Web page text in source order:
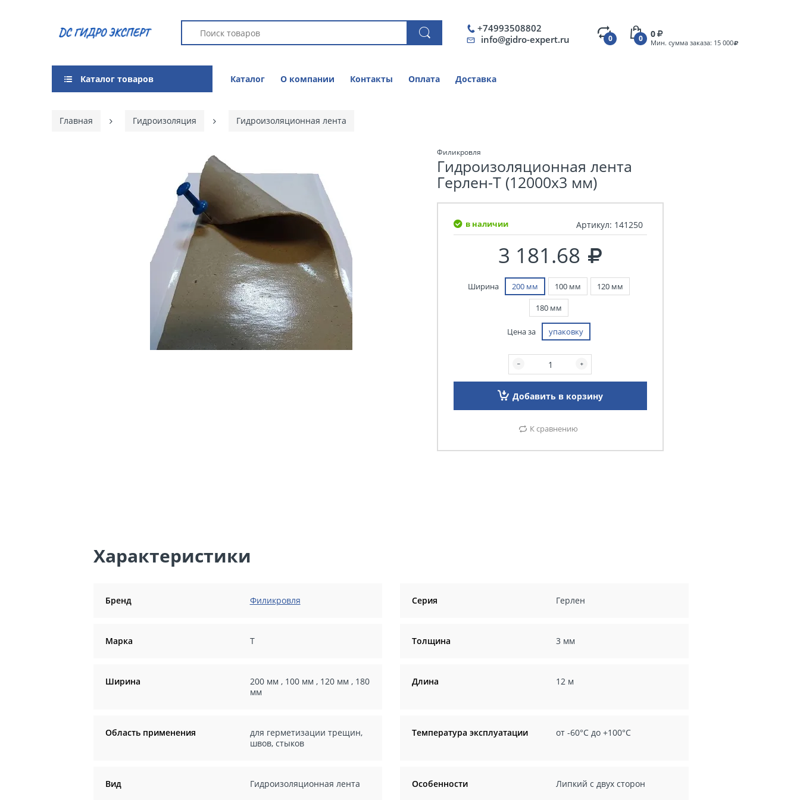
+74993508802
info@gidro-expert.ru
0 0 0
Мин. сумма заказа: 15 000
Каталог товаров Каталог О компании Контакты Оплата Доставка
Главная Гидроизоляция Гидроизоляционная лента
Филикровля
Гидроизоляционная лента
Герлен-T (12000х3 мм)
в наличии Артикул: 141250
3 181.68
Ширина 200 мм 100 мм
120 мм
180 мм
Цена за упаковку
Добавить в корзину
К сравнению
Характеристики
Бренд Филикровля Серия Герлен
Марка Т Толщина 3 мм
Ширина 200 мм , 100 мм , 120 мм , 180
мм
Длина 12 м
Область применения
для герметизации трещин,
швов, стыков
Температура эксплуатации от -60°C до +100°C
Вид Гидроизоляционная лента Особенности Липкий с двух сторон